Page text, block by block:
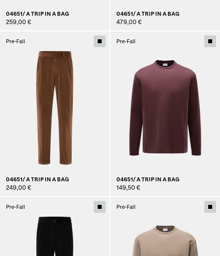
04651/ A TRIP IN A BAG
259,00 €
04651/ A TRIP IN A BAG
479,00 €
Pre-Fall
04651/ A TRIP IN A BAG
249,00 €
Pre-Fall
04651/ A TRIP IN A BAG
149,50 €
Pre-Fall Pre-Fall